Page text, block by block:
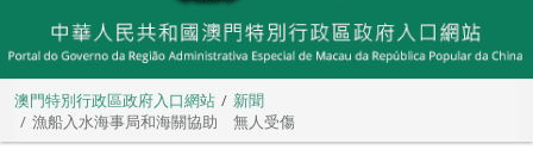
澳門特別行政區政府入口網站
新聞
漁船入水海事局和海關協助 無人受傷